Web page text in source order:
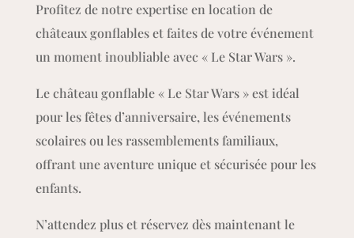
Profitez de notre expertise en location de
châteaux gonflables et faites de votre événement
un moment inoubliable avec « Le Star Wars ».
Le château gonflable « Le Star Wars » est idéal
pour les fêtes d’anniversaire, les événements
scolaires ou les rassemblements familiaux,
offrant une aventure unique et sécurisée pour les
enfants.
N’attendez plus et réservez dès maintenant le